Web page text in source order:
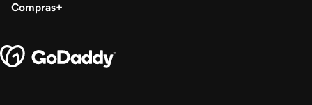
Compras